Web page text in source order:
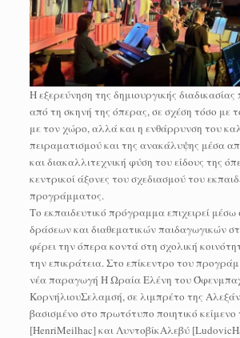
Η εξερεύνηση της δημιουργικής
από τη σκηνή της όπερας, σε σχέση τόσο με
με τον χώρο, αλλά και η ενθάρρυνση του
πειραματισμού και της ανακάλυψης μέσα
και διακαλλιτεχνική φύση του είδους της
κεντρικοί άξονες του σχεδιασμού του
προγράμματος.
Το εκπαιδευτικό πρόγραμμα επιχειρεί
δράσεων και διαθεματικών παιδαγωγικών
φέρει την όπερα κοντά στη σχολική
την επικράτεια. Στο επίκεντρο του
νέα παραγωγή Η Ωραία Ελένη του
ΚορνήλιουΣελαμσή, σε λιμπρέτο της
βασισμένο στο πρωτότυπο ποιητικό
[HenriMeilhac] και ΛυντοβίκΑλεβύ